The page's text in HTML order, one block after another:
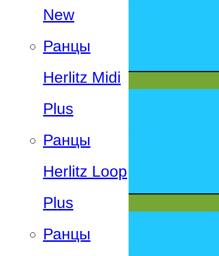
New
Ранцы
Herlitz Midi
Plus
Ранцы
Herlitz Loop
Plus
Ранцы